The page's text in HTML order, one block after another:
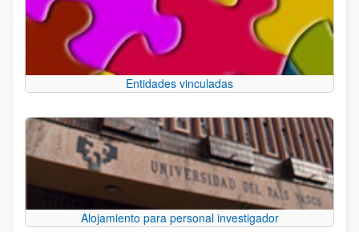
Entidades vinculadas
Alojamiento para personal investigador